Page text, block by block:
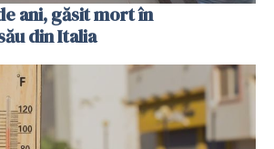
ani, găsit mort în
din Italia